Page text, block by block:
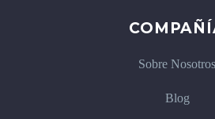
Sobre Nosotros
Blog